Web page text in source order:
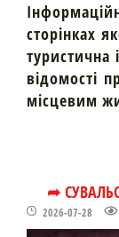
сторінках
туристична
відомості
місцевим
➦
2026-07-28